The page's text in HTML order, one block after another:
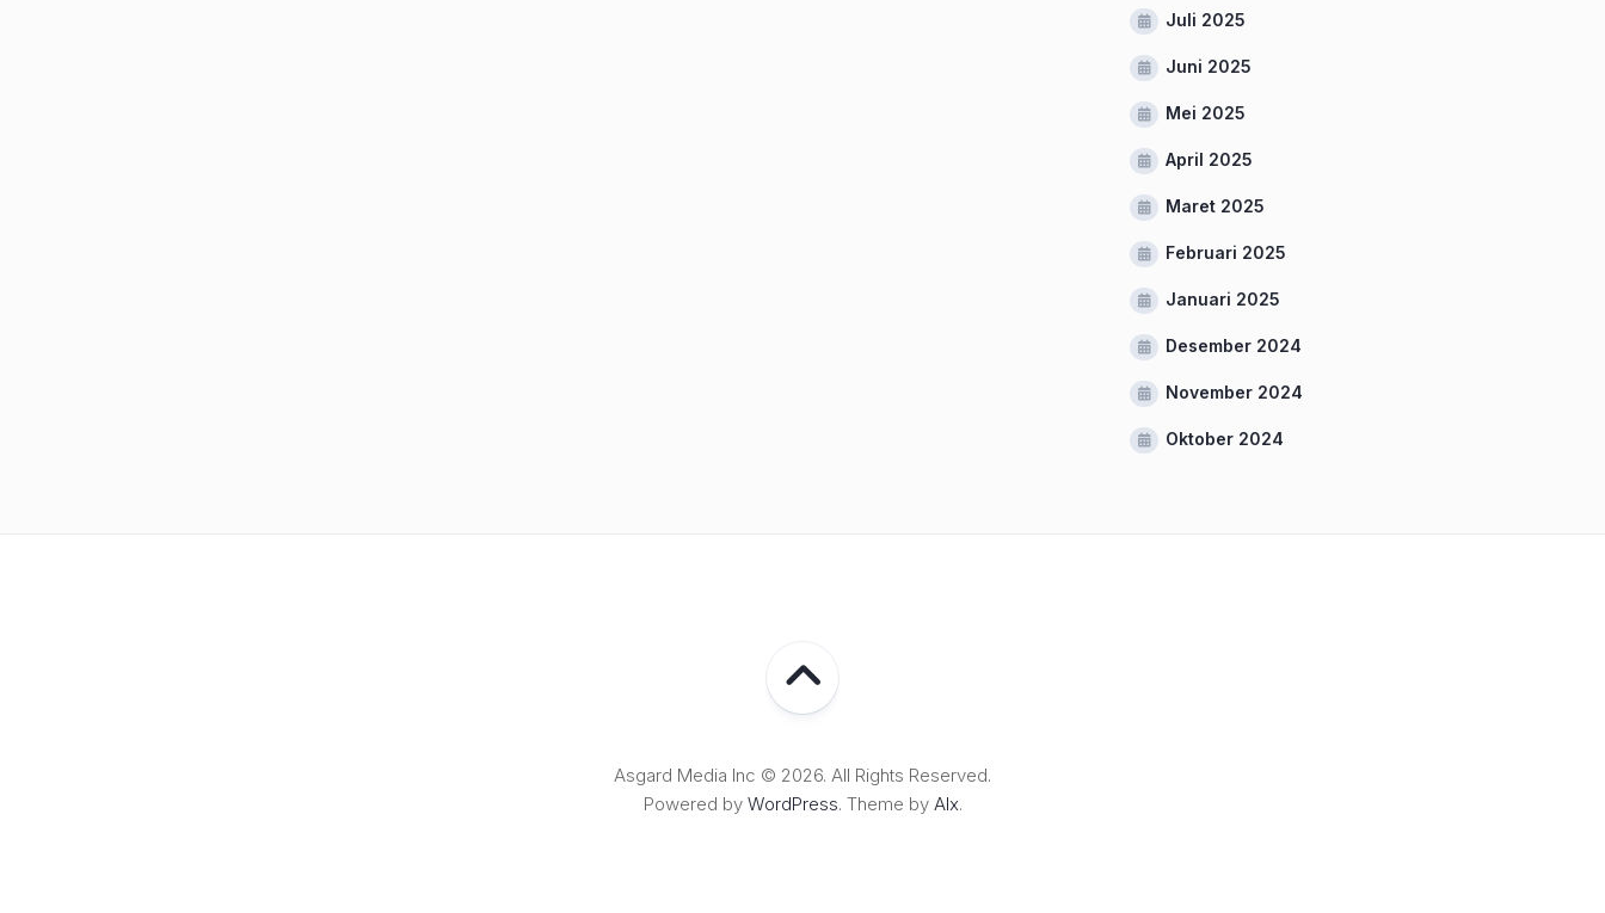
Juli 2025
Juni 2025
Mei 2025
April 2025
Maret 2025
Februari 2025
Januari 2025
Desember 2024
November 2024
Oktober 2024
Asgard Media Inc © 2026. All Rights Reserved.
Powered by WordPress. Theme by Alx.